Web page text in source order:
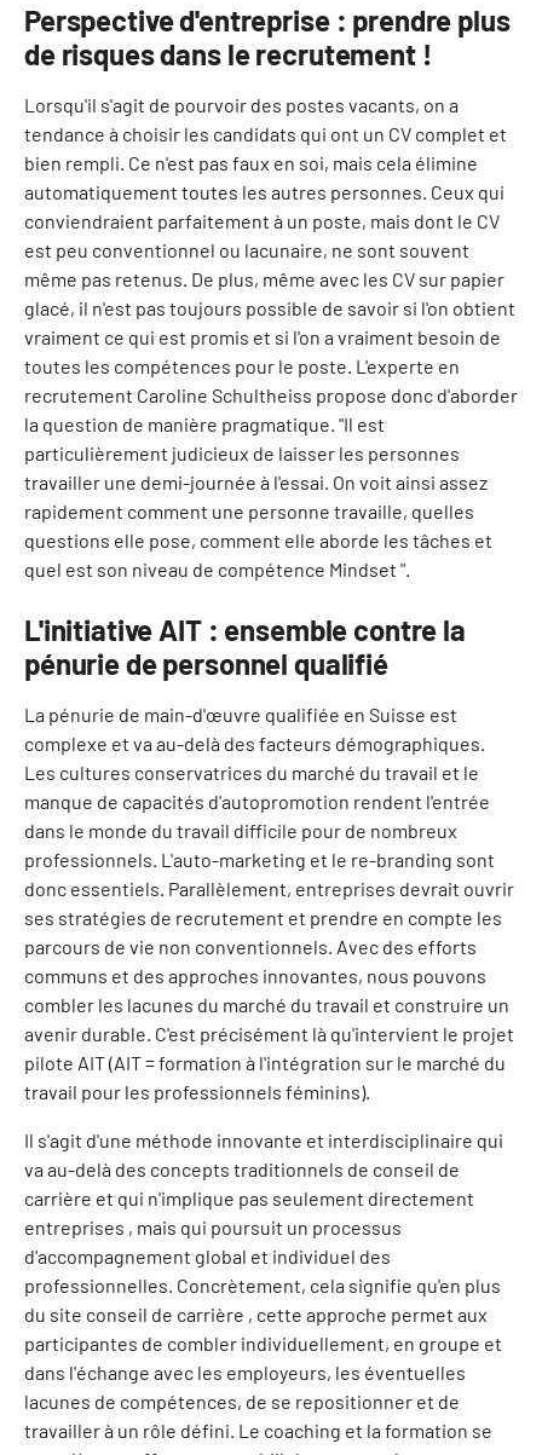
Perspective d'entreprise : prendre plus
de risques dans le recrutement !
Lorsqu'il s'agit de pourvoir des postes vacants, on a
tendance à choisir les candidats qui ont un CV complet et
bien rempli. Ce n'est pas faux en soi, mais cela élimine
automatiquement toutes les autres personnes. Ceux qui
conviendraient parfaitement à un poste, mais dont le CV
est peu conventionnel ou lacunaire, ne sont souvent
même pas retenus. De plus, même avec les CV sur papier
glacé, il n'est pas toujours possible de savoir si l'on obtient
vraiment ce qui est promis et si l'on a vraiment besoin de
toutes les compétences pour le poste. L'experte en
recrutement Caroline Schultheiss propose donc d'aborder
la question de manière pragmatique. "Il est
particulièrement judicieux de laisser les personnes
travailler une demi-journée à l'essai. On voit ainsi assez
rapidement comment une personne travaille, quelles
questions elle pose, comment elle aborde les tâches et
quel est son niveau de compétence Mindset ".
L'initiative AIT : ensemble contre la
pénurie de personnel qualifié
La pénurie de main-d'œuvre qualifiée en Suisse est
complexe et va au-delà des facteurs démographiques.
Les cultures conservatrices du marché du travail et le
manque de capacités d'autopromotion rendent l'entrée
dans le monde du travail difficile pour de nombreux
professionnels. L'auto-marketing et le re-branding sont
donc essentiels. Parallèlement, entreprises devrait ouvrir
ses stratégies de recrutement et prendre en compte les
parcours de vie non conventionnels. Avec des efforts
communs et des approches innovantes, nous pouvons
combler les lacunes du marché du travail et construire un
avenir durable. C'est précisément là qu'intervient le projet
pilote AIT (AIT = formation à l'intégration sur le marché du
travail pour les professionnels féminins).
Il s'agit d'une méthode innovante et interdisciplinaire qui
va au-delà des concepts traditionnels de conseil de
carrière et qui n'implique pas seulement directement
entreprises , mais qui poursuit un processus
d'accompagnement global et individuel des
professionnelles. Concrètement, cela signifie qu'en plus
du site conseil de carrière , cette approche permet aux
participantes de combler individuellement, en groupe et
dans l'échange avec les employeurs, les éventuelles
lacunes de compétences, de se repositionner et de
travailler à un rôle défini. Le coaching et la formation se